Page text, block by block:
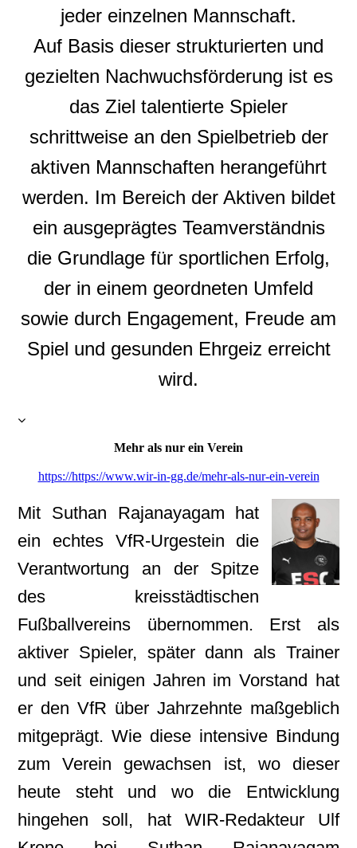
jeder einzelnen Mannschaft.
Auf Basis dieser strukturierten und
gezielten Nachwuchsförderung ist es
das Ziel talentierte Spieler
schrittweise an den Spielbetrieb der
aktiven Mannschaften herangeführt
werden. Im Bereich der Aktiven bildet
ein ausgeprägtes Teamverständnis
die Grundlage für sportlichen Erfolg,
der in einem geordneten Umfeld
sowie durch Engagement, Freude am
Spiel und gesunden Ehrgeiz erreicht
wird.
Mehr als nur ein Verein
https://https://www.wir-in-gg.de/mehr-als-nur-ein-verein
Mit Suthan Rajanayagam hat
ein echtes VfR-Urgestein die
Verantwortung an der Spitze
des kreisstädtischen
Fußballvereins übernommen. Erst als
aktiver Spieler, später dann als Trainer
und seit einigen Jahren im Vorstand hat
er den VfR über Jahrzehnte maßgeblich
mitgeprägt. Wie diese intensive Bindung
zum Verein gewachsen ist, wo dieser
heute steht und wo die Entwicklung
hingehen soll, hat WIR-Redakteur Ulf